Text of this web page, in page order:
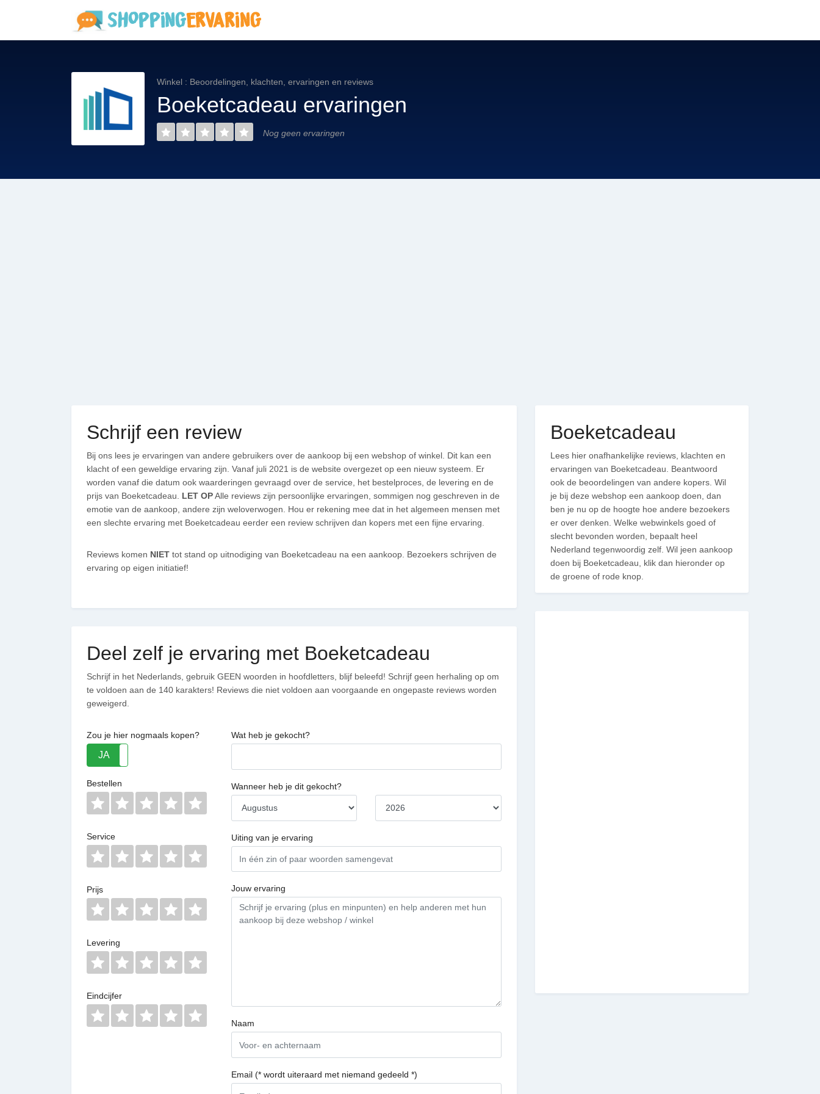
Winkel : Beoordelingen, klachten, ervaringen en reviews
Boeketcadeau ervaringen
Nog geen ervaringen
Schrijf een review
Bij ons lees je ervaringen van andere gebruikers over de aankoop bij een webshop of winkel. Dit kan een
klacht of een geweldige ervaring zijn. Vanaf juli 2021 is de website overgezet op een nieuw systeem. Er
worden vanaf die datum ook waarderingen gevraagd over de service, het bestelproces, de levering en de
prijs van Boeketcadeau. LET OPAlle reviews zijn persoonlijke ervaringen, sommigen nog geschreven in de
emotie van de aankoop, andere zijn weloverwogen. Hou er rekening mee dat in het algemeen mensen met
een slechte ervaring met Boeketcadeau eerder een review schrijven dan kopers met een fijne ervaring.
Reviews komen NIET tot stand op uitnodiging van Boeketcadeau na een aankoop. Bezoekers schrijven de
ervaring op eigen initiatief!
Deel zelf je ervaring met Boeketcadeau
Schrijf in het Nederlands, gebruik GEEN woorden in hoofdletters, blijf beleefd! Schrijf geen herhaling op om
te voldoen aan de 140 karakters! Reviews die niet voldoen aan voorgaande en ongepaste reviews worden
geweigerd.
Zou je hier nogmaals kopen?
JA
Bestellen
Service
Prijs
Levering
Eindcijfer
Wat heb je gekocht?
Wanneer heb je dit gekocht?
Uiting van je ervaring
Jouw ervaring
Naam
Email (* wordt uiteraard met niemand gedeeld *)
Boeketcadeau
Lees hier onafhankelijke reviews, klachten en
ervaringen van Boeketcadeau. Beantwoord
ook de beoordelingen van andere kopers. Wil
je bij deze webshop een aankoop doen, dan
ben je nu op de hoogte hoe andere bezoekers
er over denken. Welke webwinkels goed of
slecht bevonden worden, bepaalt heel
Nederland tegenwoordig zelf. Wil jeen aankoop
doen bij Boeketcadeau, klik dan hieronder op
de groene of rode knop.